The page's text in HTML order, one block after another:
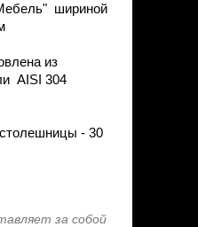
шириной
из
AISI 304
- 30
за собой